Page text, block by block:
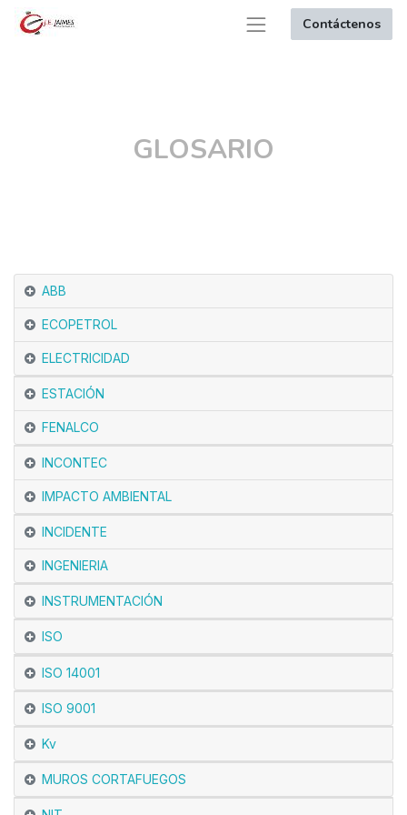
Contáctenos
GLOSARIO
ABB
ECOPETROL
ELECTRICIDAD
ESTACIÓN
FENALCO
INCONTEC
IMPACTO AMBIENTAL
INCIDENTE
INGENIERIA
INSTRUMENTACIÓN
ISO
ISO 14001
ISO 9001
Kv
MUROS CORTAFUEGOS